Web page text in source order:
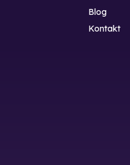
Blog
Kontakt